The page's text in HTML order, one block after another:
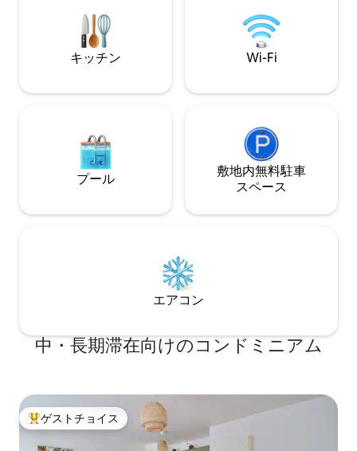
川 13分～ポンピドゥー美術館 18分～ノー
トルダム寺院 21分～サンクトル サン・マ
ルタン駅23分、ピノー・コレクション29
分、ルーブル33分、サン・ジェルマン駅
新型コロナウイル
に関する規則に従
す。
キッチン Wi-Fi
プール
敷地内無料駐⁠車
ス⁠ペ⁠ー⁠ス
エアコン
中・長期滞在向けのコンドミニアム
大好評のゲストチョイスです。
ゲストチョイス